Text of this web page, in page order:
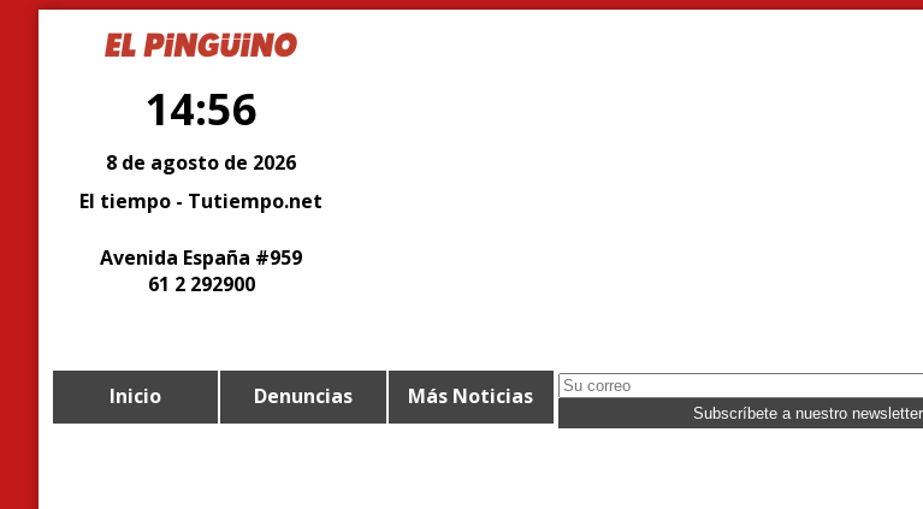
14:56
8 de agosto de 2026
El tiempo - Tutiempo.net
Avenida España #959
61 2 292900
Inicio Denuncias Más Noticias